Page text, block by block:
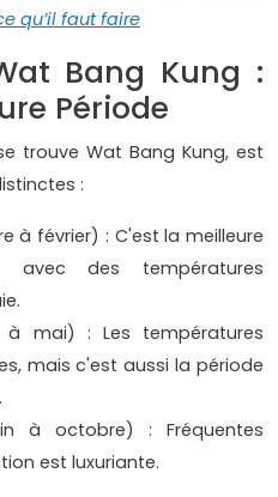
qu’il faut faire
Bang Kung :
Période
trouve Wat Bang Kung, est
:
à février) : C'est la meilleure
avec des températures
à mai) : Les températures
mais c'est aussi la période
à octobre) : Fréquentes
est luxuriante.